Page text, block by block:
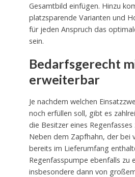
Gesamtbild einfügen. Hinzu
platzsparende Varianten und
für jeden Anspruch das
sein.
Bedarfsgerecht
erweiterbar
Je nachdem welchen
noch erfüllen soll, gibt es
die Besitzer eines
Neben dem Zapfhahn, der bei
bereits im Lieferumfang
Regenfasspumpe ebenfalls zu
insbesondere dann von